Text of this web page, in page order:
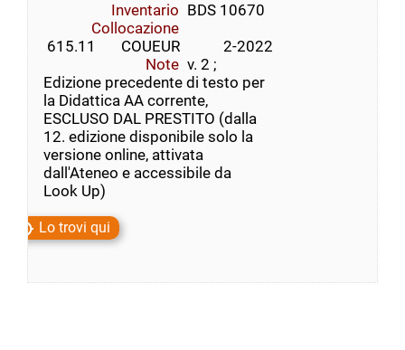
Inventario BDS 10670
Collocazione
615.11       COUEUR            2-2022
Note v. 2 ;
Edizione precedente di testo per
la Didattica AA corrente,
ESCLUSO DAL PRESTITO (dalla
12. edizione disponibile solo la
versione online, attivata
dall'Ateneo e accessibile da
Look Up)
Lo trovi qui